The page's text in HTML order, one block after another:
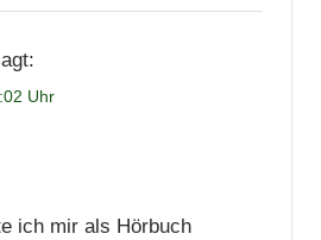
Uhr
ich mir als Hörbuch